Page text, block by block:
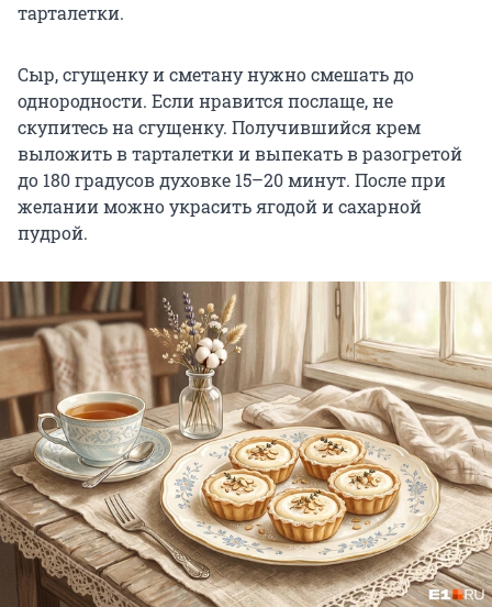
тарталетки.
Сыр, сгущенку и сметану нужно смешать до
однородности. Если нравится послаще, не
скупитесь на сгущенку. Получившийся крем
выложить в тарталетки и выпекать в разогретой
до 180 градусов духовке 15–20 минут. После при
желании можно украсить ягодой и сахарной
пудрой.